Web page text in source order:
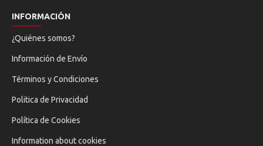
INFORMACIÓN
¿Quiénes somos?
Información de Envío
Términos y Condiciones
Politica de Privacidad
Política de Cookies
Information about cookies